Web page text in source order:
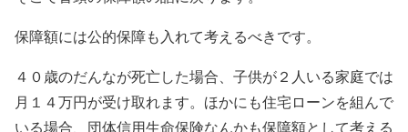
保障額には公的保障も入れて考えるべきです。
４０歳のだんなが死亡した場合、子供が２人いる家庭では
月１４万円が受け取れます。ほかにも住宅ローンを組んで
いる場合、団体信用生命保険なんかも保障額として考える